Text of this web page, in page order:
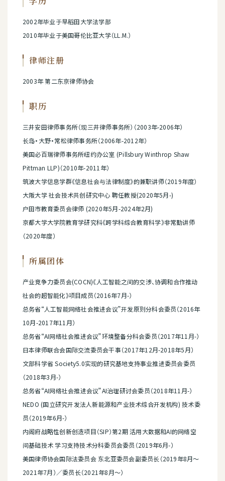
2002年毕业于早稻田大学法学部
2010年毕业于美国哥伦比亚大学（LL.M.）
律师注册
2003年 第二东京律师协会
职历
三井安田律师事务所（现三井律师事务所）（2003年-2006年）
长岛·大野·常松律师事务所（2006年-2012年）
美国必百瑞律师事务所纽约办公室 (Pillsbury Winthrop Shaw
Pittman LLP)（2010年-2011年）
筑波大学信息学群《信息社会与法律制度》的兼职讲师（2019年度）
大阪大学 社会技术共创研究中心 聘任教授(2020年5月-)
户田市教育委员会律师 (2020年5月-2024年2月)
京都大学大学院教育学研究科《跨学科综合教育科学》非常勤讲师
（2020年度）
所属团体
产业竞争力委员会(COCN)《人工智能之间的交涉、协调和合作推动
社会的超智能化》项目成员（2016年7月-）
总务省“人工智能网络社会推进会议”开发原则分科会委员（2016年
10月-2017年11月）
总务省“AI网络社会推进会议”环境整备分科会委员（2017年11月-）
日本律师联合会国际交流委员会干事（2017年12月-2018年5月）
文部科学省 Society5.0实现的研究基地支持事业推进委员会委员
（2018年3月-）
总务省“AI网络社会推进会议”AI治理研讨会委员（2018年11月-）
NEDO (国立研究开发法人新能源和产业技术综合开发机构) 技术委
员（2019年6月-）
内阁府战略性创新创造项目（SIP）第2期 活用大数据和AI的网络空
间基础技术 学习支持技术分科委员会委员（2019年6月-）
美国律师协会国际法委员会 东北亚委员会副委员长（2019年8月～
2021年7月）／委员长（2021年8月～）